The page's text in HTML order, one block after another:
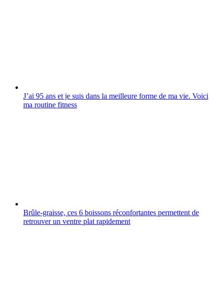
J’ai 95 ans et je suis dans la meilleure forme de ma vie. Voici
ma routine fitness
Brûle-graisse, ces 6 boissons réconfortantes permettent de
retrouver un ventre plat rapidement